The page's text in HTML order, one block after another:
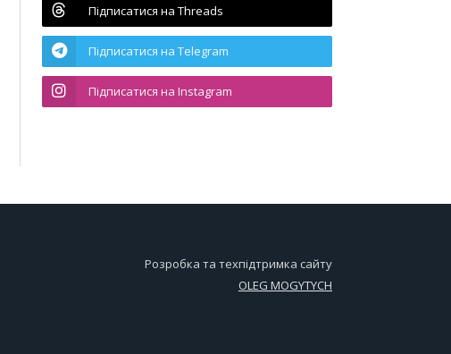
Підписатися на Threads
Підписатися на Telegram
Підписатися на Instagram
Розробка та техпідтримка сайту
OLEG MOGYTYCH